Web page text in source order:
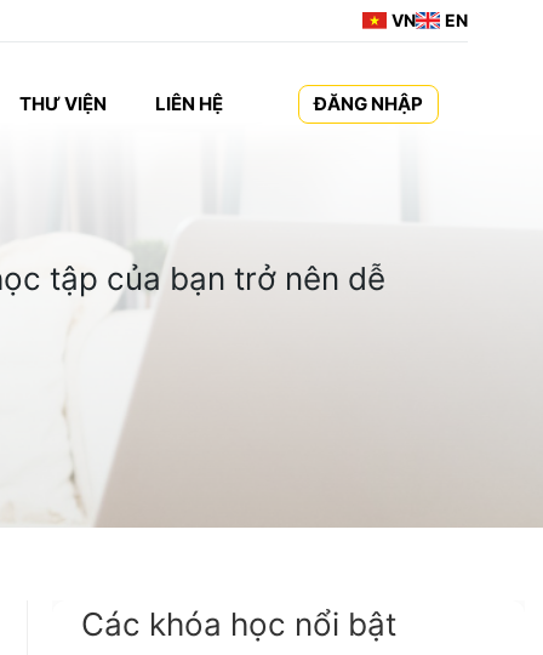
VN EN
THƯ VIỆN LIÊN HỆ ĐĂNG NHẬP
tập của bạn trở nên dễ
Các khóa học nổi bật